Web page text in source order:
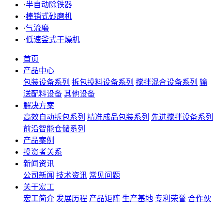
·半自动除铁器
·棒销式砂磨机
·气流磨
·低速釜式干燥机
首页
产品中心
包装设备系列 拆包投料设备系列 搅拌混合设备系列 输
送配料设备 其他设备
解决方案
高效自动拆包系列 精准成品包装系列 先进搅拌设备系列
前沿智能仓储系列
产品案例
投资者关系
新闻资讯
公司新闻 技术资讯 常见问题
关于宏工
宏工简介 发展历程 产品矩阵 生产基地 专利荣誉 合作伙